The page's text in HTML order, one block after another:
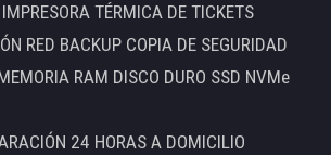
TÉRMICA DE TICKETS
RED BACKUP COPIA DE SEGURIDAD
RAM DISCO DURO SSD NVMe
24 HORAS A DOMICILIO